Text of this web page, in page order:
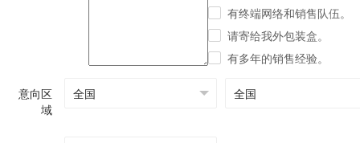
有终端网络和销售队伍。
请寄给我外包装盒。
有多年的销售经验。
意向区
域